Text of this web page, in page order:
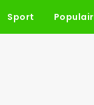
Sport Populair